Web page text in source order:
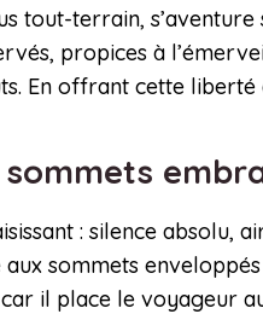
tout-terrain,
propices à
En offrant cette
: silence absolu,
sommets
il place le voyageur